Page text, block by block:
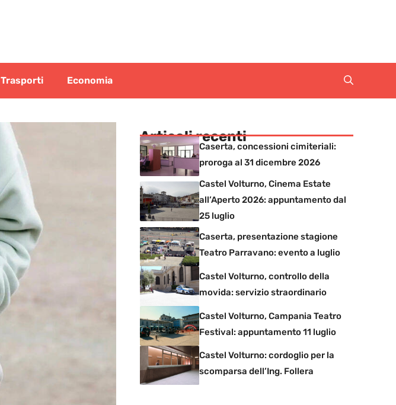
Trasporti Economia
Articoli recenti
Caserta, concessioni cimiteriali:
proroga al 31 dicembre 2026
Castel Volturno, Cinema Estate
all’Aperto 2026: appuntamento dal
25 luglio
Caserta, presentazione stagione
Teatro Parravano: evento a luglio
Castel Volturno, controllo della
movida: servizio straordinario
Castel Volturno, Campania Teatro
Festival: appuntamento 11 luglio
Castel Volturno: cordoglio per la
scomparsa dell’Ing. Follera